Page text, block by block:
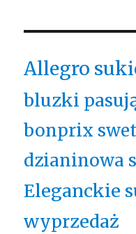
Allegro
bluzki
bonprix
dzianinowa
Eleganckie
wyprzedaż